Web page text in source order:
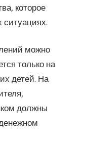
которое
ситуациях.
можно
только на
детей. На
должны